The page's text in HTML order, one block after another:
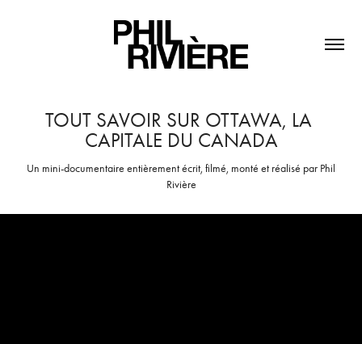
TOUT SAVOIR SUR OTTAWA, LA
CAPITALE DU CANADA
Un mini-documentaire entièrement écrit, filmé, monté et réalisé par Phil
Rivière